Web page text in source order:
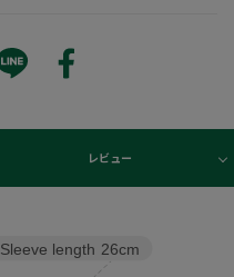
レビュー
Sleeve length 26cm